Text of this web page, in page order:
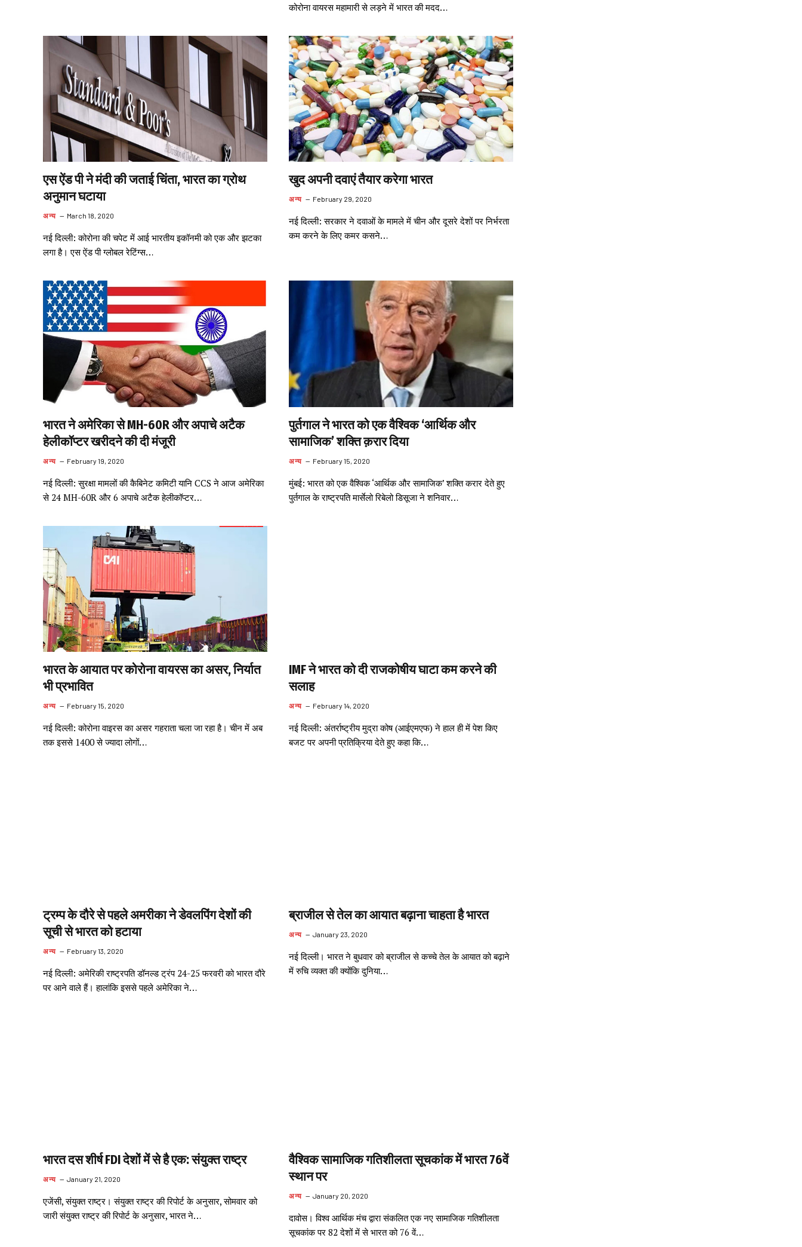
कोरोना वायरस महामारी से लड़ने में भारत की मदद…
एस ऐंड पी ने मंदी की जताई चिंता, भारत का ग्रोथ
अनुमान घटाया
अन्य March 18, 2020
नई दिल्ली: कोरोना की चपेट में आई भारतीय इकॉनमी को एक और झटका
लगा है। एस ऐंड पी ग्लोबल रेटिंग्स…
खुद अपनी दवाएं तैयार करेगा भारत
अन्य February 29, 2020
नई दिल्ली: सरकार ने दवाओं के मामले में चीन और दूसरे देशों पर निर्भरता
कम करने के लिए कमर कसने…
भारत ने अमेरिका से MH-60R और अपाचे अटैक
हेलीकॉप्टर खरीदने की दी मंजूरी
अन्य February 19, 2020
नई दिल्ली: सुरक्षा मामलों की कैबिनेट कमिटी यानि CCS ने आज अमेरिका
से 24 MH-60R और 6 अपाचे अटैक हेलीकॉप्टर…
पुर्तगाल ने भारत को एक वैश्विक ‘आर्थिक और
सामाजिक’ शक्ति क़रार दिया
अन्य February 15, 2020
मुंबई: भारत को एक वैश्विक ‘आर्थिक और सामाजिक’ शक्ति करार देते हुए
पुर्तगाल के राष्ट्रपति मार्सेलो रिबेलो डिसूजा ने शनिवार…
भारत के आयात पर कोरोना वायरस का असर, निर्यात
भी प्रभावित
अन्य February 15, 2020
नई दिल्ली: कोरोना वाइरस का असर गहराता चला जा रहा है। चीन में अब
तक इससे 1400 से ज्यादा लोगों…
IMF ने भारत को दी राजकोषीय घाटा कम करने की
सलाह
अन्य February 14, 2020
नई दिल्ली: अंतर्राष्ट्रीय मुद्रा कोष (आईएमएफ) ने हाल ही में पेश किए
बजट पर अपनी प्रतिक्रिया देते हुए कहा कि…
ट्रम्प के दौरे से पहले अमरीका ने डेवलपिंग देशों की
सूची से भारत को हटाया
अन्य February 13, 2020
नई दिल्ली: अमेरिकी राष्ट्रपति डॉनल्ड ट्रंप 24-25 फरवरी को भारत दौरे
पर आने वाले हैं। हालांकि इससे पहले अमेरिका ने…
ब्राजील से तेल का आयात बढ़ाना चाहता है भारत
अन्य January 23, 2020
नई दिल्ली। भारत ने बुधवार को ब्राजील से कच्चे तेल के आयात को बढ़ाने
में रुचि व्यक्त की क्योंकि दुनिया…
भारत दस शीर्ष FDI देशों में से है एक: संयुक्त राष्ट्र
अन्य January 21, 2020
एजेंसी, संयुक्त राष्ट्र। संयुक्त राष्ट्र की रिपोर्ट के अनुसार, सोमवार को
जारी संयुक्त राष्ट्र की रिपोर्ट के अनुसार, भारत ने…
वैश्विक सामाजिक गतिशीलता सूचकांक में भारत 76वें
स्थान पर
अन्य January 20, 2020
दावोस। विश्व आर्थिक मंच द्वारा संकलित एक नए सामाजिक गतिशीलता
सूचकांक पर 82 देशों में से भारत को 76 वें…